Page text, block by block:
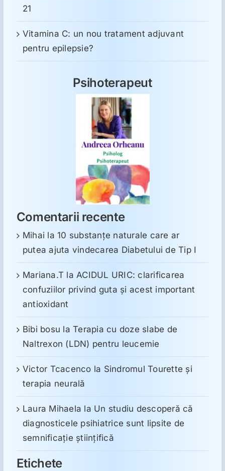
21
Vitamina C: un nou tratament adjuvant
pentru epilepsie?
Psihoterapeut
Comentarii recente
Mihai la10 substanţe naturale care ar
putea ajuta vindecarea Diabetului de Tip I
Mariana.T la ACIDUL URIC: clarificarea
confuziilor privind guta și acest important
antioxidant
Bibi bosu laTerapia cu doze slabe de
Naltrexon (LDN) pentru leucemie
Victor Tcacenco la Sindromul Tourette şi
terapia neurală
Laura Mihaela la Un studiu descoperă că
diagnosticele psihiatrice sunt lipsite de
semnificație științifică
Etichete